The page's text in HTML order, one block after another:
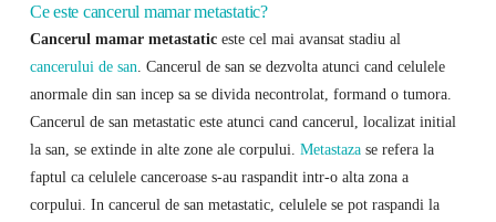
Ce este cancerul mamar metastatic?
Cancerul mamar metastaticeste cel mai avansat stadiu al
cancerului de san . Cancerul de san se dezvolta atunci cand celulele
anormale din san incep sa se divida necontrolat, formand o tumora.
Cancerul de san metastatic este atunci cand cancerul, localizat initial
la san, se extinde in alte zone ale corpului. Metastazase refera la
faptul ca celulele canceroase s-au raspandit intr-o alta zona a
corpului. In cancerul de san metastatic, celulele se pot raspandi la